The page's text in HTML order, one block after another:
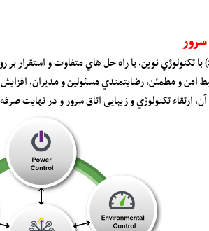
و مطمئن، رضایتمندي مسئولین و مدیران،
ارتقاء تکنولوژي و زیبایی اتاق سرور و در نهایت